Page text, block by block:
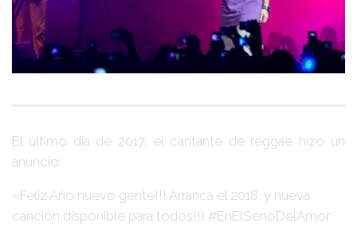
El último día de 2017, el cantante de reggae hizo un
anuncio:
«Feliz Año nuevo gente!!! Arranca el 2018, y nueva
canción disponible para todos!!! #EnElSenoDelAmor